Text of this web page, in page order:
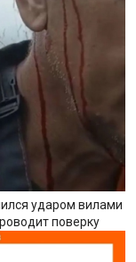
ударом вилами
поверку